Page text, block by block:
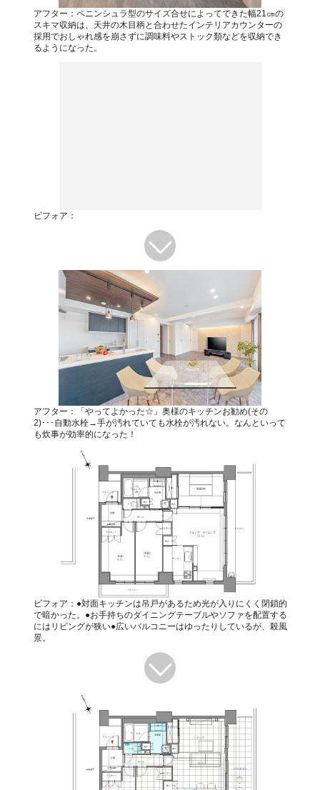
アフター：ペニンシュラ型のサイズ合せによってできた幅21㎝の
スキマ収納は、天井の木目柄と合わせたインテリアカウンターの
採用でおしゃれ感を崩さずに調味料やストック類などを収納でき
るようになった。
ビフォア：
アフター：「やってよかった☆」奥様のキッチンお勧め(その
2)･･･自動水栓→手が汚れていても水栓が汚れない。なんといって
も炊事が効率的になった！
ビフォア：●対面キッチンは吊戸があるため光が入りにくく閉鎖的
で暗かった。●お手持ちのダイニングテーブルやソファを配置する
にはリビングが狭い●広いバルコニーはゆったりしているが、殺風
景。